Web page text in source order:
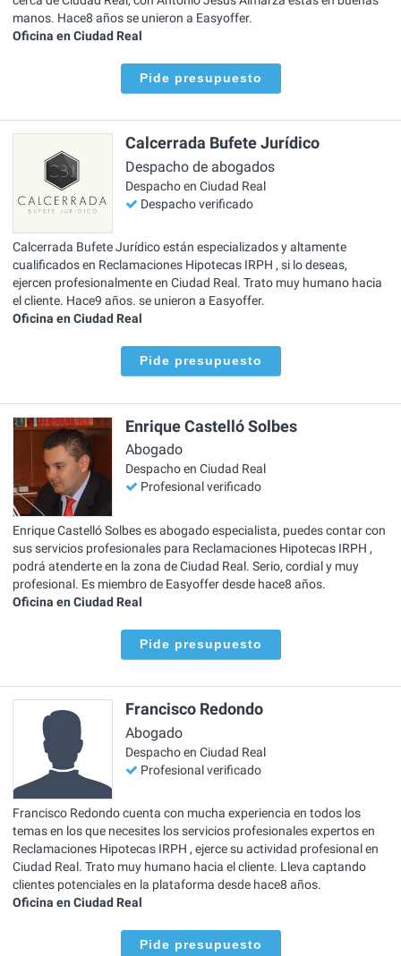
manos. Hace8 años se unieron a Easyoffer.
Oficina en Ciudad Real
Pide presupuesto
Calcerrada Bufete Jurídico
Despacho de abogados
Despacho en Ciudad Real
Despacho verificado
Calcerrada Bufete Jurídico están especializados y altamente
cualificados en Reclamaciones Hipotecas IRPH , si lo deseas,
ejercen profesionalmente en Ciudad Real. Trato muy humano hacia
el cliente. Hace9 años. se unieron a Easyoffer.
Oficina en Ciudad Real
Pide presupuesto
Enrique Castelló Solbes
Abogado
Despacho en Ciudad Real
Profesional verificado
Enrique Castelló Solbes es abogado especialista, puedes contar con
sus servicios profesionales para Reclamaciones Hipotecas IRPH ,
podrá atenderte en la zona de Ciudad Real. Serio, cordial y muy
profesional. Es miembro de Easyoffer desde hace8 años.
Oficina en Ciudad Real
Pide presupuesto
Francisco Redondo
Abogado
Despacho en Ciudad Real
Profesional verificado
Francisco Redondo cuenta con mucha experiencia en todos los
temas en los que necesites los servicios profesionales expertos en
Reclamaciones Hipotecas IRPH , ejerce su actividad profesional en
Ciudad Real. Trato muy humano hacia el cliente. Lleva captando
clientes potenciales en la plataforma desde hace8 años.
Oficina en Ciudad Real
Pide presupuesto